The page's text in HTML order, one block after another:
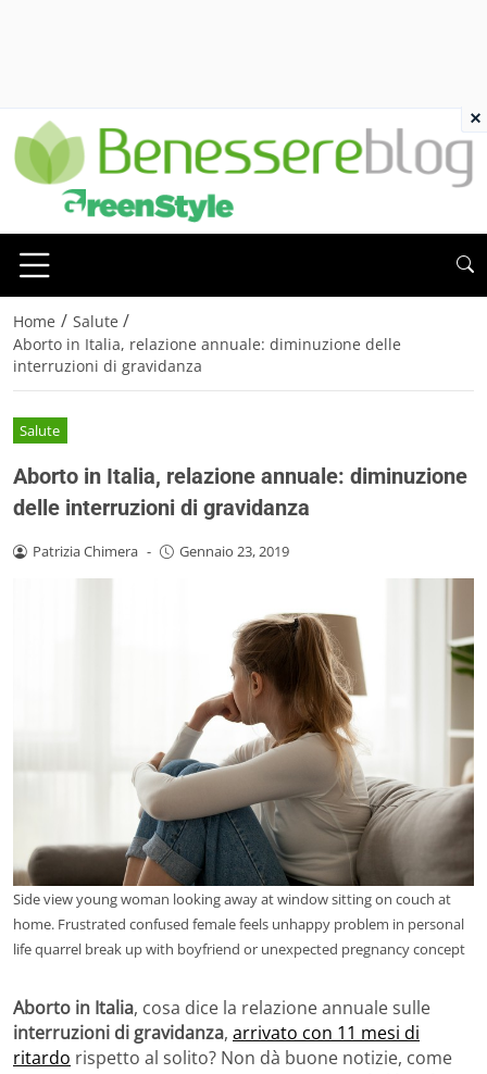
Home / Salute /
Aborto in Italia, relazione annuale: diminuzione delle
interruzioni di gravidanza
Salute
Aborto in Italia, relazione annuale: diminuzione
delle interruzioni di gravidanza
Patrizia Chimera - Gennaio 23, 2019
Side view young woman looking away at window sitting on couch at
home. Frustrated confused female feels unhappy problem in personal
life quarrel break up with boyfriend or unexpected pregnancy concept
Aborto in Italia, cosa dice la relazione annuale sulle
interruzioni di gravidanza, arrivato con 11 mesi di
ritardo rispetto al solito? Non dà buone notizie, come
×